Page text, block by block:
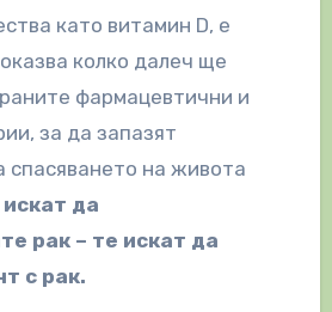
като витамин D, е
колко далеч ще
фармацевтични и
за да запазят
спасяването на живота
да
рак – те искат да
с рак.